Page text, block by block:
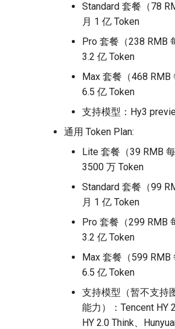
Standard 套餐（78
月 1 亿 Token
Pro 套餐（238 RMB
3.2 亿 Token
Max 套餐（468 RMB
6.5 亿 Token
支持模型：Hy3
通用 Token Plan:
Lite 套餐（39 RMB
3500 万 Token
Standard 套餐（99
月 1 亿 Token
Pro 套餐（299 RMB
3.2 亿 Token
Max 套餐（599 RMB
6.5 亿 Token
支持模型（暂不支持
能力）：Tencent HY
HY 2.0 Think、